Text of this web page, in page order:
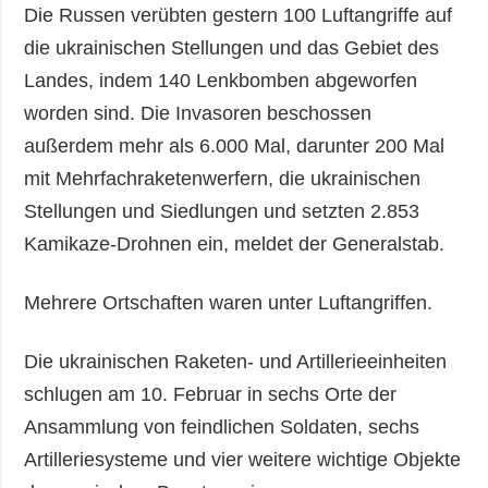
Die Russen verübten gestern 100 Luftangriffe auf
die ukrainischen Stellungen und das Gebiet des
Landes, indem 140 Lenkbomben abgeworfen
worden sind. Die Invasoren beschossen
außerdem mehr als 6.000 Mal, darunter 200 Mal
mit Mehrfachraketenwerfern, die ukrainischen
Stellungen und Siedlungen und setzten 2.853
Kamikaze-Drohnen ein, meldet der Generalstab.
Mehrere Ortschaften waren unter Luftangriffen.
Die ukrainischen Raketen- und Artillerieeinheiten
schlugen am 10. Februar in sechs Orte der
Ansammlung von feindlichen Soldaten, sechs
Artilleriesysteme und vier weitere wichtige Objekte